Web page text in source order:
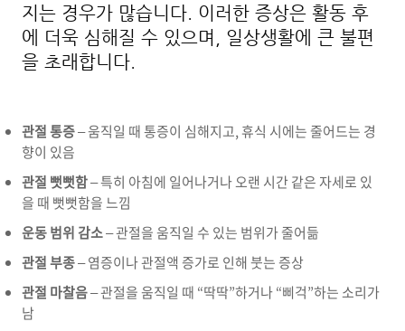
지는 경우가 많습니다. 이러한 증상은 활동 후
에 더욱 심해질 수 있으며, 일상생활에 큰 불편
을 초래합니다.
관절 통증– 움직일 때 통증이 심해지고, 휴식 시에는 줄어드는 경
향이 있음
관절 뻣뻣함– 특히 아침에 일어나거나 오랜 시간 같은 자세로 있
을 때 뻣뻣함을 느낌
운동 범위 감소– 관절을 움직일 수 있는 범위가 줄어듦
관절 부종– 염증이나 관절액 증가로 인해 붓는 증상
관절 마찰음– 관절을 움직일 때 “딱딱”하거나 “삐걱”하는 소리가
남